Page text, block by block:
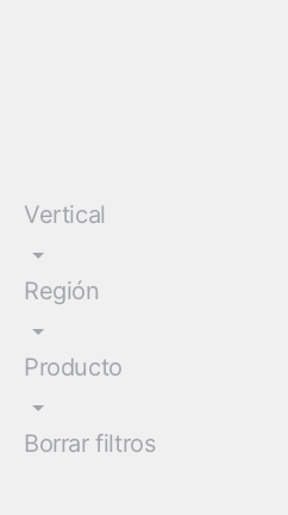
Vertical
Región
Producto
Borrar filtros